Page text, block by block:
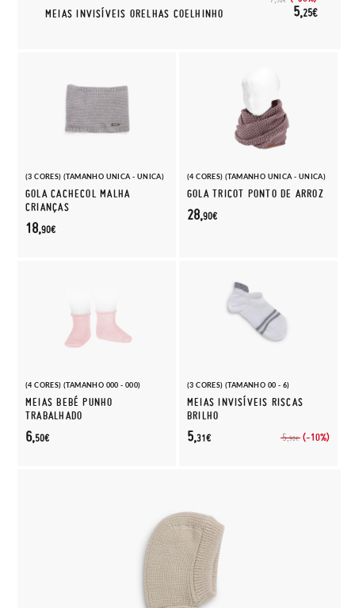
MEIAS INVISÍVEIS ORELHAS COELHINHO 5,25€
(3 CORES) (TAMANHO UNICA - UNICA)
GOLA CACHECOL MALHA
CRIANÇAS
18,90€
(4 CORES) (TAMANHO UNICA - UNICA)
GOLA TRICOT PONTO DE ARROZ
28,90€
(4 CORES) (TAMANHO 000 - 000)
MEIAS BEBÉ PUNHO
TRABALHADO
6,50€
(3 CORES) (TAMANHO 00 - 6)
MEIAS INVISÍVEIS RISCAS
BRILHO
5,90€ (-10%)
5,31€